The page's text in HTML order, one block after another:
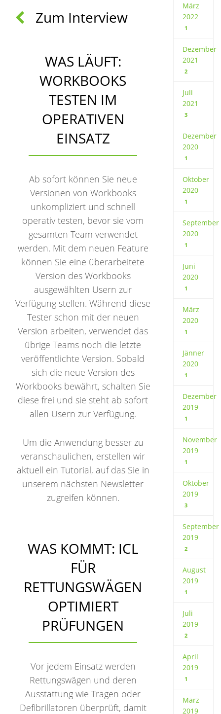
Zum Interview
WAS LÄUFT:
WORKBOOKS
TESTEN IM
OPERATIVEN
EINSATZ
Ab sofort können Sie neue
Versionen von Workbooks
unkompliziert und schnell
operativ testen, bevor sie vom
gesamten Team verwendet
werden. Mit dem neuen Feature
können Sie eine überarbeitete
Version des Workbooks
ausgewählten Usern zur
Verfügung stellen. Während diese
Tester schon mit der neuen
Version arbeiten, verwendet das
übrige Teams noch die letzte
veröffentlichte Version. Sobald
sich die neue Version des
Workbooks bewährt, schalten Sie
diese frei und sie steht ab sofort
allen Usern zur Verfügung.
Um die Anwendung besser zu
veranschaulichen, erstellen wir
aktuell ein Tutorial, auf das Sie in
unserem nächsten Newsletter
zugreifen können.
WAS KOMMT: ICL
FÜR
RETTUNGSWÄGEN
OPTIMIERT
PRÜFUNGEN
Vor jedem Einsatz werden
Rettungswägen und deren
Ausstattung wie Tragen oder
Defibrillatoren überprüft, damit
März
2022
1
Dezember
2021
2
Juli
2021
3
Dezember
2020
1
Oktober
2020
1
September
2020
1
Juni
2020
1
März
2020
1
Jänner
2020
1
Dezember
2019
1
November
2019
1
Oktober
2019
3
September
2019
2
August
2019
1
Juli
2019
2
April
2019
1
März
2019